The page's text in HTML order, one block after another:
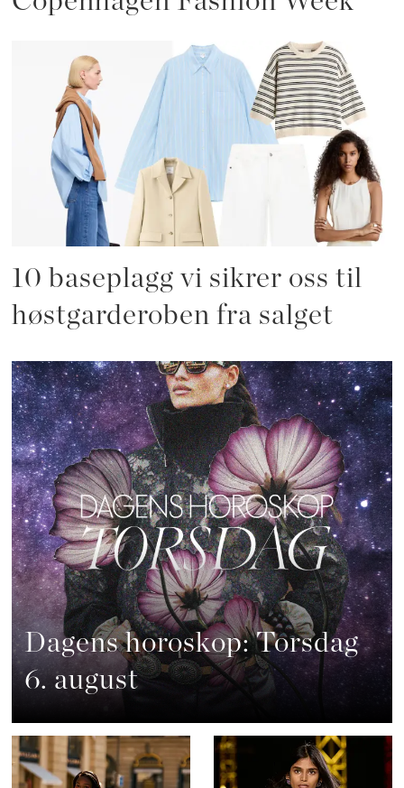
10 baseplagg vi sikrer oss til
høstgarderoben fra salget
Dagens horoskop: Torsdag
6. august